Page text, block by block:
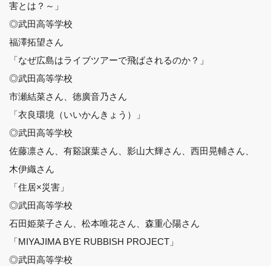
害とは？～」
◎武田高等学校
福澤拓望さん
「なぜ広島はライブツアーで飛ばされるのか？」
◎武田高等学校
市瀬結菜さん、徳廣音乃さん
「衣良環境（いいかんきょう）」
◎武田高等学校
佐藤凛さん、有谿譲葉さん、影山大輝さん、西田晃輔さん、
木伊織さん
「住居×災害」
◎武田高等学校
石田姫菜子さん、松本唯花さん、森重心陽さん
「MIYAJIMA BYE RUBBISH PROJECT」
◎武田高等学校